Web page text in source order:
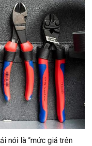
nói là “mức giá trên